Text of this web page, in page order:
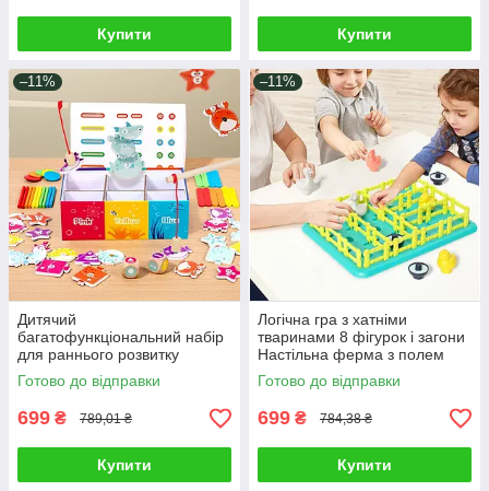
Купити Купити
–11%
Дитячий
багатофункціональний набір
для раннього розвитку
малюка магнітна рибалка
нейрогра сортер по
Готово до відправки
699 ₴ 789,01 ₴
Купити
–11%
Логічна гра з хатніми
тваринами 8 фігурок і загони
Настільна ферма з полем
головоломка для дітей
Готово до відправки
699 ₴ 784,38 ₴
Купити